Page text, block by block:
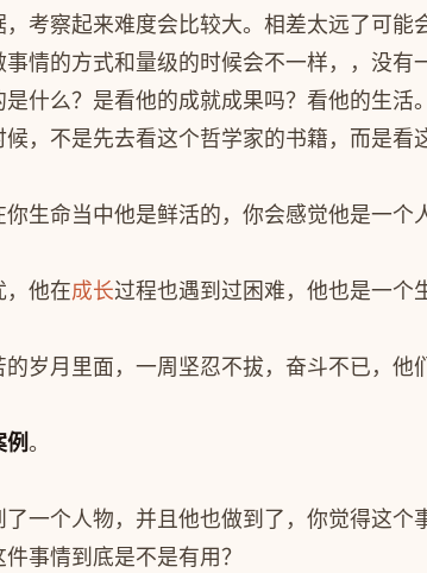
考察起来难度会比较大。相差太远了可能
情的方式和量级的时候会不一样，，没有
什么？是看他的成就成果吗？看他的生活。
，不是先去看这个哲学家的书籍，而是
生命当中他是鲜活的，你会感觉他是一
，他在成长过程也遇到过困难，他也是一个
岁月里面，一周坚忍不拔，奋斗不已，
。
了一个人物，并且他也做到了，你觉得这个
事情到底是不是有用？